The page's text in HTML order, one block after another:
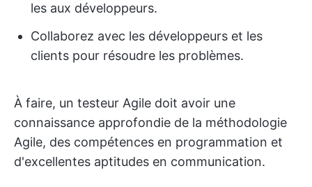
les aux développeurs.
Collaborez avec les développeurs et les
clients pour résoudre les problèmes.
À faire, un testeur Agile doit avoir une
connaissance approfondie de la méthodologie
Agile, des compétences en programmation et
d'excellentes aptitudes en communication.